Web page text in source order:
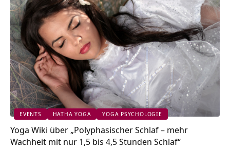
EVENTS HATHA YOGA YOGA PSYCHOLOGIE
Yoga Wiki über „Polyphasischer Schlaf – mehr
Wachheit mit nur 1,5 bis 4,5 Stunden Schlaf“